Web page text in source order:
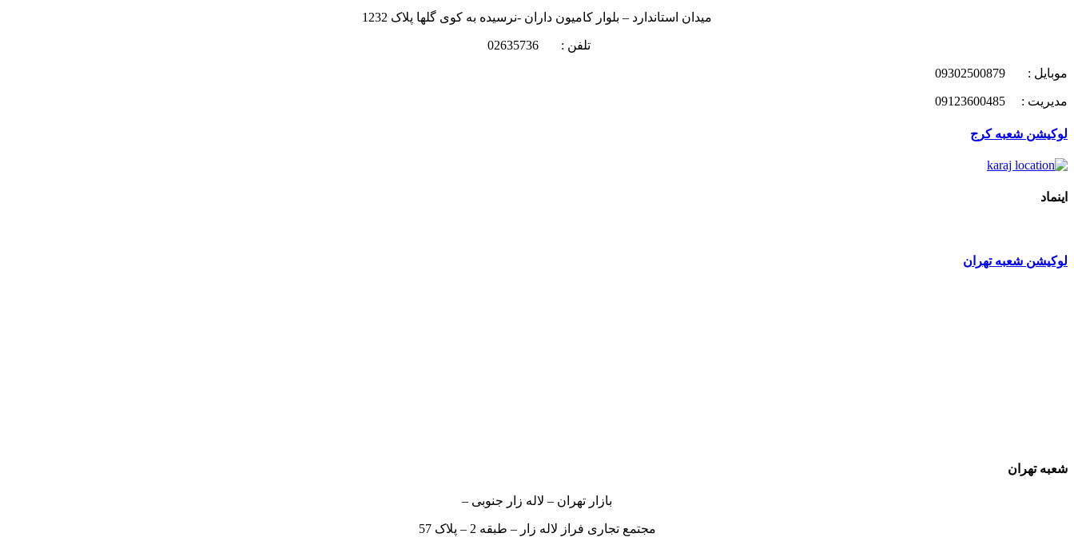
میدان استاندارد – بلوار کامیون داران -نرسیده به کوی گلها پلاک 1232
تلفن : 02635736
موبایل : 09302500879
مدیریت : 09123600485
لوکیشن شعبه کرج
اینماد
لوکیشن شعبه تهران
شعبه تهران
بازار تهران – لاله زار جنوبی –
مجتمع تجاری فراز لاله زار – طبقه 2 – پلاک 57